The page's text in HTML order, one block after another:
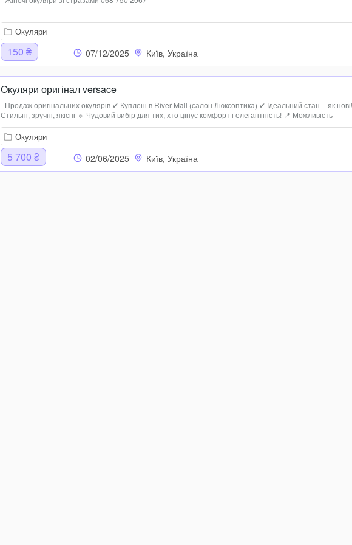
Окуляри
150 ₴ 07/12/2025 Київ, Україна
Окуляри оригінал versace
Продаж оригінальних окулярів ✔ Куплені в River Mall (салон Люксоптика) ✔ Ідеальний стан – як
Стильні, зручні, якісні 🔹 Чудовий вибір для тих, хто цінує комфорт і елегантність! 📍 Можливість
примірки. +38 050 0111229
Окуляри
5 700 ₴ 02/06/2025 Київ, Україна